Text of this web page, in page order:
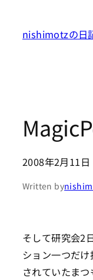
nishimotzの日
2008年2月11日
Written by
そして研究会2
ション一つだ
されていたま